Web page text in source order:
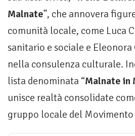
Malnate”, che annovera
comunità locale, come Luca
sanitario e sociale e
nella consulenza culturale.
lista denominata “Malnate in
unisce realtà consolidate
gruppo locale del